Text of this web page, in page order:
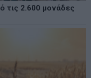
τις 2.600 μονάδες